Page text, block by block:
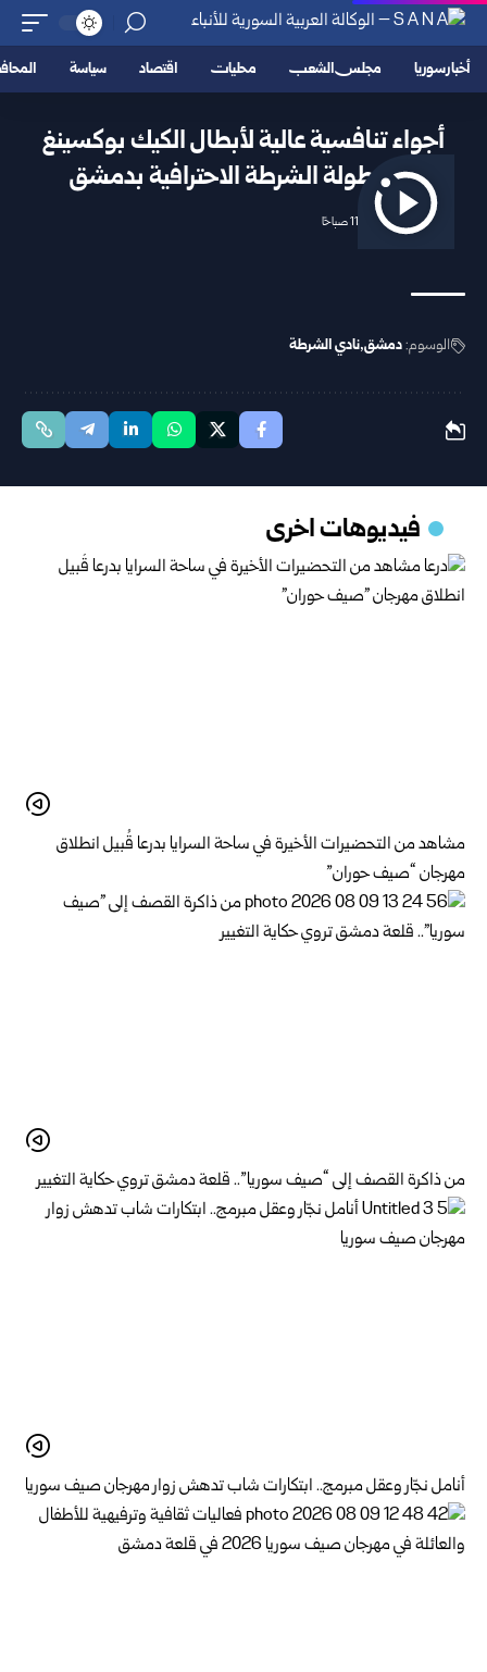
أخبار سوريا مجلس الشعب محليات اقتصاد سياسة
أجواء تنافسية عالية لأبطال الكيك بوكسينغ
في بطولة الشرطة الاحترافية بدمشق
2026/07/08 11:26 صباحًا
الوسوم:دمشق نادي الشرطة
فيديوهات اخرى
مشاهد من التحضيرات الأخيرة في ساحة السرايا بدرعا قُبيل انطلاق
مهرجان “صيف حوران”
من ذاكرة القصف إلى “صيف سوريا”.. قلعة دمشق تروي حكاية التغيير
أنامل نجّار وعقل مبرمج.. ابتكارات شاب تدهش زوار مهرجان صيف سوريا